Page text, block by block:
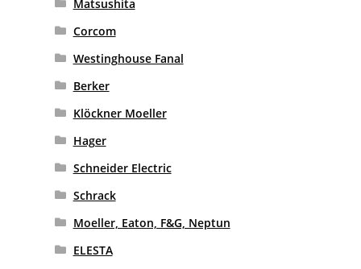
Matsushita
Corcom
Westinghouse Fanal
Berker
Klöckner Moeller
Hager
Schneider Electric
Schrack
Moeller, Eaton, F&G, Neptun
ELESTA